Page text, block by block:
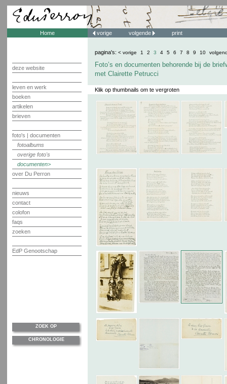
Home
deze website
leven en werk
boeken
artikelen
brieven
foto's | documenten
fotoalbums
overige foto's
documenten
over Du Perron
nieuws
contact
colofon
faqs
zoeken
EdP Genootschap
vorige volgende print
pagina's: < vorige 1 2 3 4 5 6 7 8 9 10
Foto’s en documenten behorende bij de
met Clairette Petrucci
Klik op thumbnails om te vergroten
ZOEK OP
CHRONOLOGIE